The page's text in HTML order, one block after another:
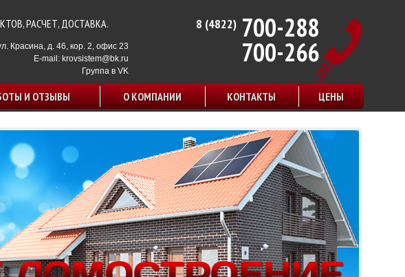
РАСЧЕТ, ДОСТАВКА.
Красина, д. 46, кор. 2, офис 23
E-mail: krovsistem@bk.ru
Группа в VK
8 (4822)700-288
700-266
И ОТЗЫВЫ О КОМПАНИИ КОНТАКТЫ ЦЕНЫ